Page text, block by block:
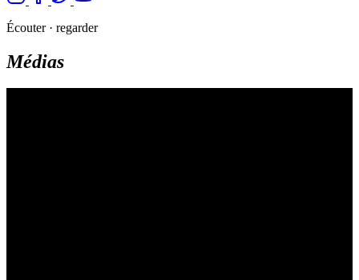
Écouter · regarder
Médias